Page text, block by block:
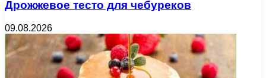
Дрожжевое тесто для чебуреков
09.08.2026